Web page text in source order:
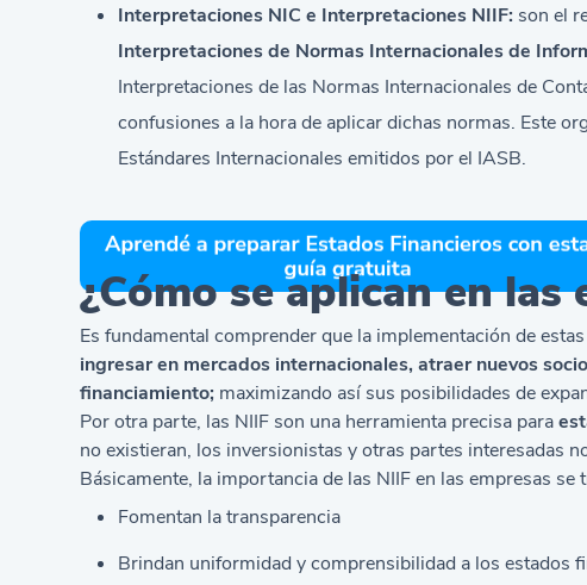
Interpretaciones NIC e Interpretaciones NIIF: son el
Interpretaciones de Normas Internacionales de
Interpretaciones de las Normas Internacionales de
confusiones a la hora de aplicar dichas normas. Este
Estándares Internacionales emitidos por el IASB.
¿Cómo se aplican en las
Es fundamental comprender que la implementación de
ingresar en mercados internacionales, atraer nuevos
financiamiento; maximizando así sus posibilidades de
Por otra parte, las NIIF son una herramienta precisa para
no existieran, los inversionistas y otras partes interesadas
Básicamente, la importancia de las NIIF en las empresas se
Fomentan la transparencia
Brindan uniformidad y comprensibilidad a los estados